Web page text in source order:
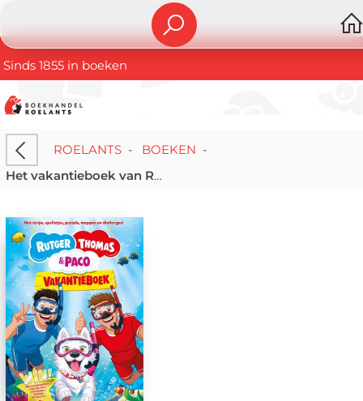
Sinds 1855 in boeken
ROELANTS- BOEKEN -
Het vakantieboek van Rutger, Thomas en Paco